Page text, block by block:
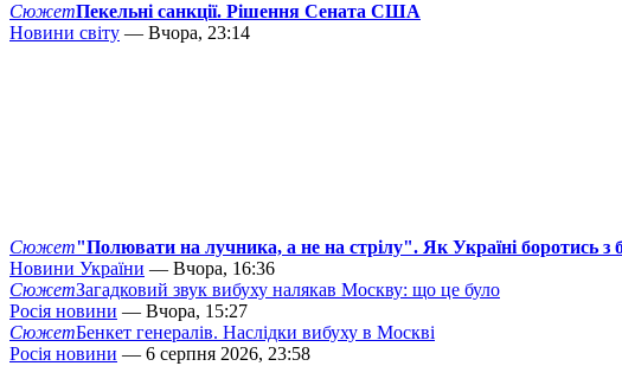
СюжетПекельні санкції. Рішення Сената США
Новини світу — Вчора, 23:14
Сюжет"Полювати на лучника, а не на стрілу". Як Україні боротись з
Новини України — Вчора, 16:36
СюжетЗагадковий звук вибуху налякав Москву: що це було
Росія новини — Вчора, 15:27
СюжетБенкет генералів. Наслідки вибуху в Москві
Росія новини — 6 серпня 2026, 23:58